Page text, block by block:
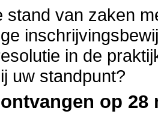
stand van zaken
in de
uw standpunt?
op 28